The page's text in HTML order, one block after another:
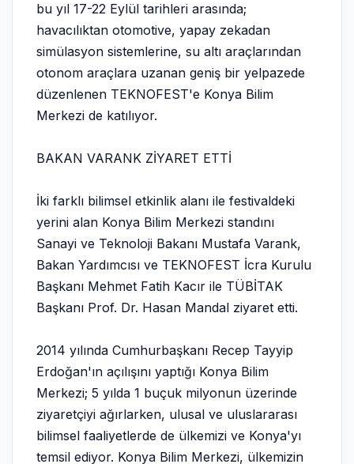
bu yıl 17-22 Eylül tarihleri arasında;
havacılıktan otomotive, yapay zekadan
simülasyon sistemlerine, su altı araçlarından
otonom araçlara uzanan geniş bir yelpazede
düzenlenen TEKNOFEST'e Konya Bilim
Merkezi de katılıyor.
BAKAN VARANK ZİYARET ETTİ
İki farklı bilimsel etkinlik alanı ile festivaldeki
yerini alan Konya Bilim Merkezi standını
Sanayi ve Teknoloji Bakanı Mustafa Varank,
Bakan Yardımcısı ve TEKNOFEST İcra Kurulu
Başkanı Mehmet Fatih Kacır ile TÜBİTAK
Başkanı Prof. Dr. Hasan Mandal ziyaret etti.
2014 yılında Cumhurbaşkanı Recep Tayyip
Erdoğan'ın açılışını yaptığı Konya Bilim
Merkezi; 5 yılda 1 buçuk milyonun üzerinde
ziyaretçiyi ağırlarken, ulusal ve uluslararası
bilimsel faaliyetlerde de ülkemizi ve Konya'yı
temsil ediyor. Konya Bilim Merkezi, ülkemizin